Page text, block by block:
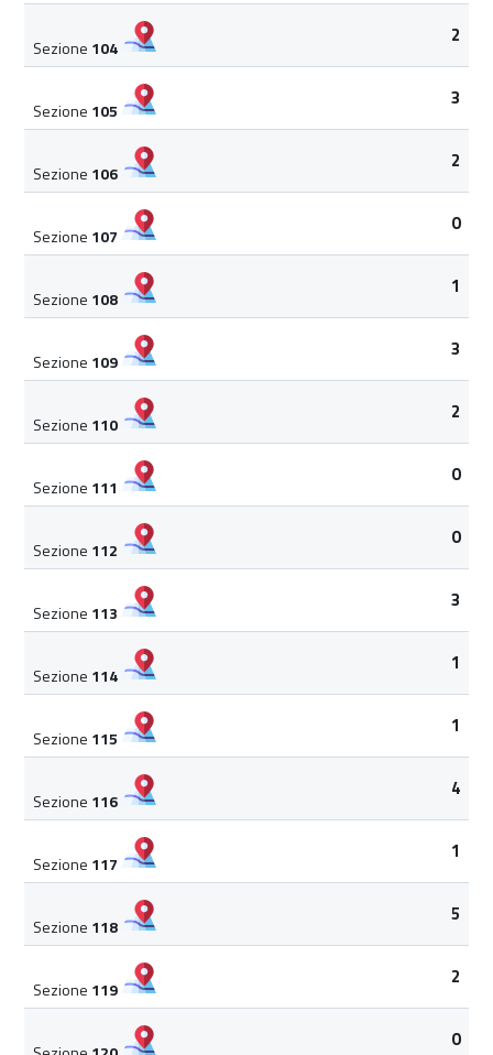
Sezione 104
2
Sezione 105
3
Sezione 106
2
Sezione 107
0
Sezione 108
1
Sezione 109
3
Sezione 110
2
Sezione 111
0
Sezione 112
0
Sezione 113
3
Sezione 114
1
Sezione 115
1
Sezione 116
4
Sezione 117
1
Sezione 118
5
Sezione 119
2
0